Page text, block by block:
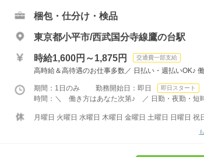
梱包・仕分け・検品
東京都小平市/西武国分寺線鷹の台駅
時給1,600円～1,875円 交通費一部支給
高時給＆高待遇のお仕事多数／ 日払い・週払いOK♪
期間：1日のみ 勤務開始日：即日 即日スタート
時間：＼ 働き方はあなた次第♪ ／ 日勤・夜勤・短
月曜日 火曜日 水曜日 木曜日 金曜日 土曜日 日曜日 祝